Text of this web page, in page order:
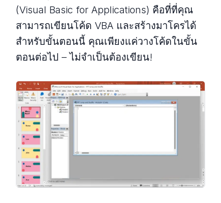
(Visual Basic for Applications) คือที่ที่คุณ
สามารถเขียนโค้ด VBA และสร้างมาโครได้
สำหรับขั้นตอนนี้ คุณเพียงแค่วางโค้ดในขั้น
ตอนต่อไป – ไม่จำเป็นต้องเขียน!